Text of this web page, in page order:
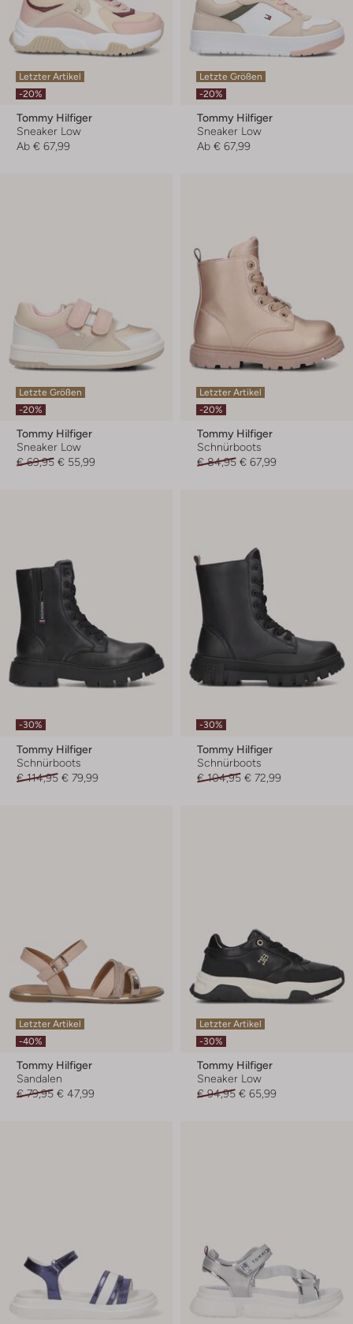
Letzter Artikel
-20%
Tommy Hilfiger
Sneaker Low
Ab € 67,99
Letzte Größen
-20%
Tommy Hilfiger
Sneaker Low
Ab € 67,99
Letzte Größen
-20%
Tommy Hilfiger
Sneaker Low
€ 69,95 € 55,99
Letzter Artikel
-20%
Tommy Hilfiger
Schnürboots
€ 84,95 € 67,99
-30%
Tommy Hilfiger
Schnürboots
€ 114,95 € 79,99
-30%
Tommy Hilfiger
Schnürboots
€ 104,95 € 72,99
Letzter Artikel
-40%
Tommy Hilfiger
Sandalen
€ 79,95 € 47,99
Letzter Artikel
-30%
Tommy Hilfiger
Sneaker Low
€ 94,95 € 65,99